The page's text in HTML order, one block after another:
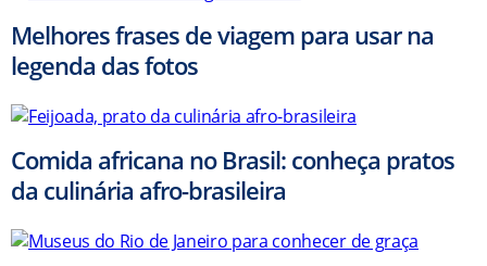
Melhores frases de viagem para usar na
legenda das fotos
Comida africana no Brasil: conheça pratos
da culinária afro-brasileira